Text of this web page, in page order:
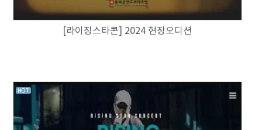
[라이징스타콘] 2024 현장오디션